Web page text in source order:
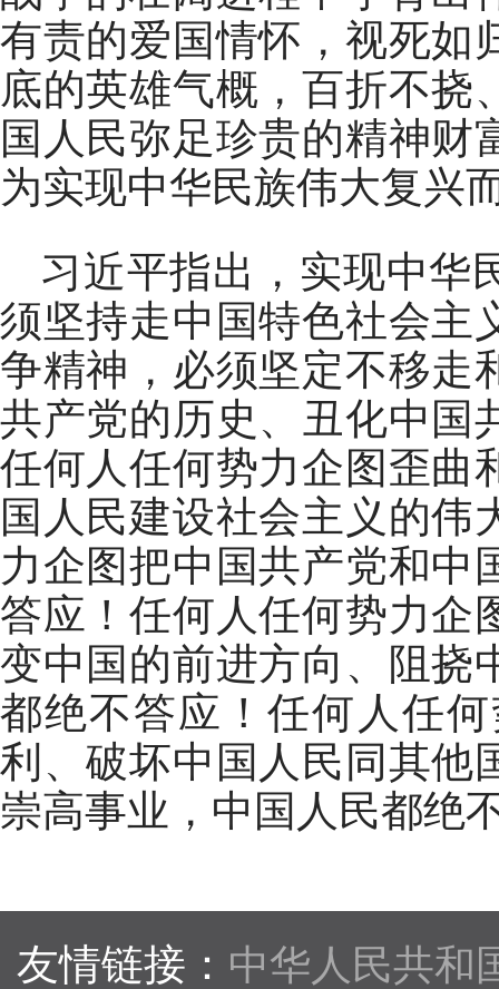
有责的爱国情怀，视死如
底的英雄气概，百折不挠
国人民弥足珍贵的精神
为实现中华民族伟大复兴
习近平指出，实现中华
须坚持走中国特色社会主
争精神，必须坚定不移走
共产党的历史、丑化中国
任何人任何势力企图歪曲
国人民建设社会主义的
力企图把中国共产党和中
答应！任何人任何势力企
变中国的前进方向、阻挠
都绝不答应！任何人任
利、破坏中国人民同其他
崇高事业，中国人民都绝
友情链接： 中华人民共和